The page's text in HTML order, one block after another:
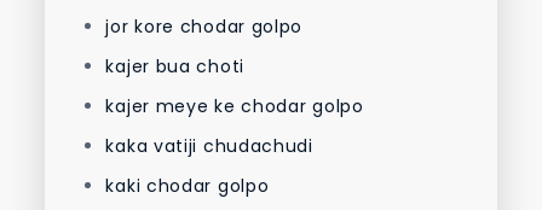
jor kore chodar golpo
kajer bua choti
kajer meye ke chodar golpo
kaka vatiji chudachudi
kaki chodar golpo